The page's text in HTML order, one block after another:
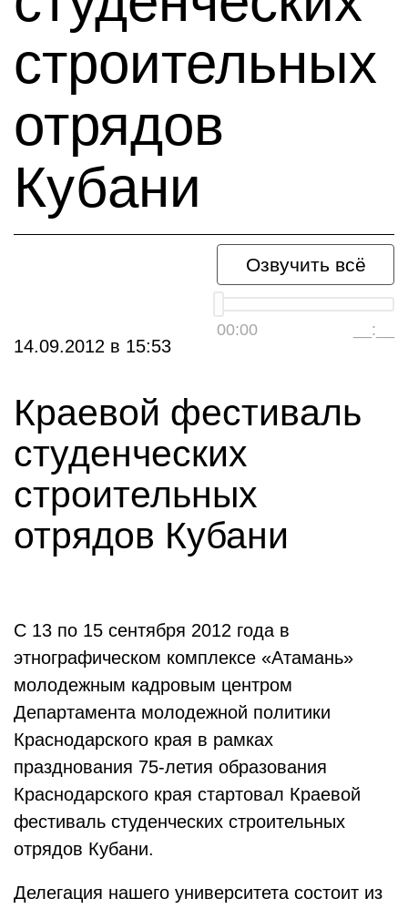
строительных
отрядов
Кубани
Озвучить всё
00:00 __:__
14.09.2012 в 15:53
Краевой фестиваль
студенческих
строительных
отрядов Кубани
С 13 по 15 сентября 2012 года в
этнографическом комплексе «Атамань»
молодежным кадровым центром
Департамента молодежной политики
Краснодарского края в рамках
празднования 75-летия образования
Краснодарского края стартовал Краевой
фестиваль студенческих строительных
отрядов Кубани.
Делегация нашего университета состоит из